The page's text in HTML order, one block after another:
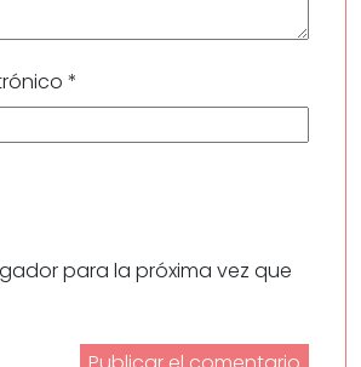
*
para la próxima vez que